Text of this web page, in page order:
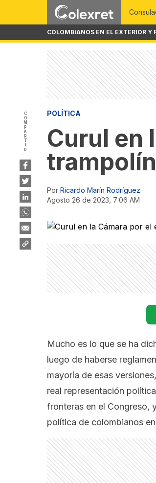
COLOMBIANOS EN EL EXTERIOR Y
COMPARTIR POLÍTICA
Curul en
trampolín
Por Ricardo Marín Rodríguez
agosto 26 de 2023, 7:06 AM
Mucho es lo que se ha
luego de haberse
mayoría de esas
real representación
fronteras en el Congreso,
política de colombianos